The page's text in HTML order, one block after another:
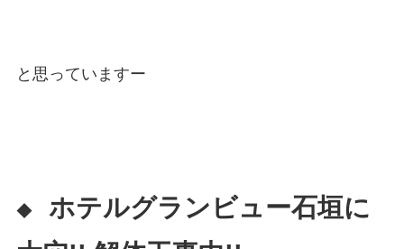
と思っていますー
◆ ホテルグランビュー石垣に